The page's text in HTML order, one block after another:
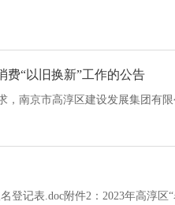
费“以旧换新”工作的公告
，南京市高淳区建设发展集团有
登记表.doc附件2：2023年高淳区